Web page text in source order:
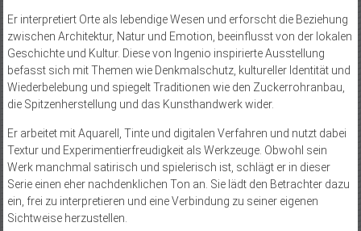
Er interpretiert Orte als lebendige Wesen und erforscht die Beziehung
zwischen Architektur, Natur und Emotion, beeinflusst von der lokalen
Geschichte und Kultur. Diese von Ingenio inspirierte Ausstellung
befasst sich mit Themen wie Denkmalschutz, kultureller Identität und
Wiederbelebung und spiegelt Traditionen wie den Zuckerrohranbau,
die Spitzenherstellung und das Kunsthandwerk wider.
Er arbeitet mit Aquarell, Tinte und digitalen Verfahren und nutzt dabei
Textur und Experimentierfreudigkeit als Werkzeuge. Obwohl sein
Werk manchmal satirisch und spielerisch ist, schlägt er in dieser
Serie einen eher nachdenklichen Ton an. Sie lädt den Betrachter dazu
ein, frei zu interpretieren und eine Verbindung zu seiner eigenen
Sichtweise herzustellen.